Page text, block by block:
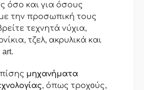
όσο και για όσους
την προσωπική τους
τεχνητά νύχια,
τζελ, ακρυλικά και
μηχανήματα
, όπως τροχoύς,